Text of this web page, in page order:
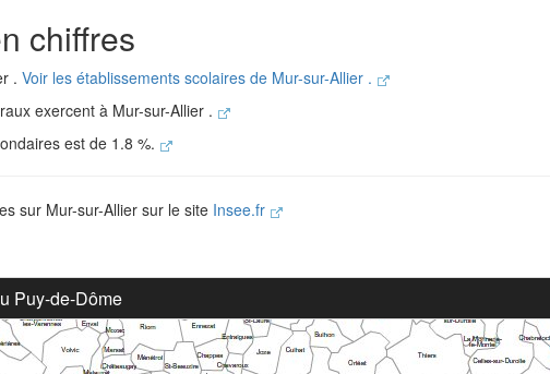
chiffres
. Voir les établissements scolaires de Mur-sur-Allier .
exercent à Mur-sur-Allier .
est de 1.8 %.
sur Mur-sur-Allier sur le site Insee.fr
Puy-de-Dôme